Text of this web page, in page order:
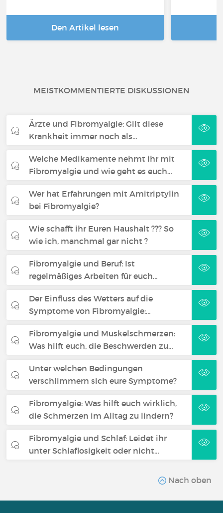
Den Artikel lesen
MEISTKOMMENTIERTE DISKUSSIONEN
Ärzte und Fibromyalgie: Gilt diese
Krankheit immer noch als…
Welche Medikamente nehmt ihr mit
Fibromyalgie und wie geht es euch…
Wer hat Erfahrungen mit Amitriptylin
bei Fibromyalgie?
Wie schafft ihr Euren Haushalt ??? So
wie ich, manchmal gar nicht ?
Fibromyalgie und Beruf: Ist
regelmäßiges Arbeiten für euch…
Der Einfluss des Wetters auf die
Symptome von Fibromyalgie:…
Fibromyalgie und Muskelschmerzen:
Was hilft euch, die Beschwerden zu…
Unter welchen Bedingungen
verschlimmern sich eure Symptome?
Fibromyalgie: Was hilft euch wirklich,
die Schmerzen im Alltag zu lindern?
Fibromyalgie und Schlaf: Leidet ihr
unter Schlaflosigkeit oder nicht…
Nach oben